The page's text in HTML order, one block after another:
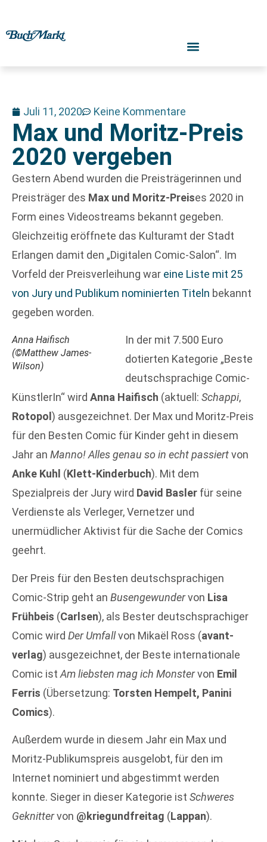
Juli 11, 2020 Keine Kommentare
Max und Moritz-Preis
2020 vergeben
Gestern Abend wurden die Preisträgerinnen und
Preisträger des Max und Moritz-Preises 2020 in
Form eines Videostreams bekannt gegeben.
Gleichzeitig eröffnete das Kulturamt der Stadt
Erlangen damit den „Digitalen Comic-Salon“. Im
Vorfeld der Preisverleihung war eine Liste mit 25
von Jury und Publikum nominierten Titeln bekannt
gegeben worden.
Anna Haifisch
(©Matthew James-
Wilson)
In der mit 7.500 Euro
dotierten Kategorie „Beste
deutschsprachige Comic-
KünstlerIn“ wird Anna Haifisch (aktuell: Schappi,
Rotopol ) ausgezeichnet. Der Max und Moritz-Preis
für den Besten Comic für Kinder geht in diesem
Jahr an Manno! Alles genau so in echt passiertvon
Anke Kuhl (Klett-Kinderbuch). Mit dem
Spezialpreis der Jury wird David Basler für seine
Verdienste als Verleger, Vernetzer und
unermüdlicher Aktivist für die Sache der Comics
geehrt.
Der Preis für den Besten deutschsprachigen
Comic-Strip geht an Busengewundervon Lisa
Frühbeis (Carlsen), als Bester deutschsprachiger
Comic wird Der Umfallvon Mikaël Ross (avant-
verlag) ausgezeichnet, der Beste internationale
Comic ist Am liebsten mag ich Monstervon Emil
Ferris (Übersetzung: Torsten Hempelt, Panini
Comics).
Außerdem wurde in diesem Jahr ein Max und
Moritz-Publikumspreis ausgelobt, für den im
Internet nominiert und abgestimmt werden
konnte. Sieger in dieser Kategorie ist Schweres
Geknittervon @kriegundfreitag (Lappan).